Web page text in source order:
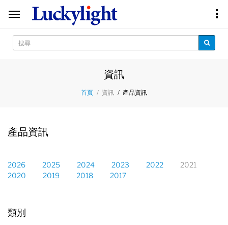
資訊
首頁 資訊 產品資訊
產品資訊
2026 2025 2024 2023 2022
2021
2020
2019 2018 2017
類別